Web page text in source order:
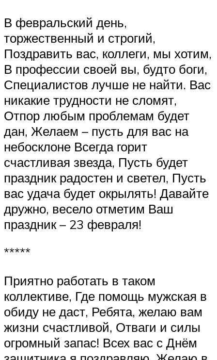
В февральский день,
торжественный и строгий,
Поздравить вас, коллеги, мы хотим,
В профессии своей вы, будто боги,
Специалистов лучше не найти. Вас
никакие трудности не сломят,
Отпор любым проблемам будет
дан, Желаем – пусть для вас на
небосклоне Всегда горит
счастливая звезда, Пусть будет
праздник радостен и светел, Пусть
вас удача будет окрылять! Давайте
дружно, весело отметим Ваш
праздник – 23 февраля!
*****
Приятно работать в таком
коллективе, Где помощь мужская в
обиду не даст, Ребята, желаю вам
жизни счастливой, Отваги и силы
огромный запас! Всех вас с Днём